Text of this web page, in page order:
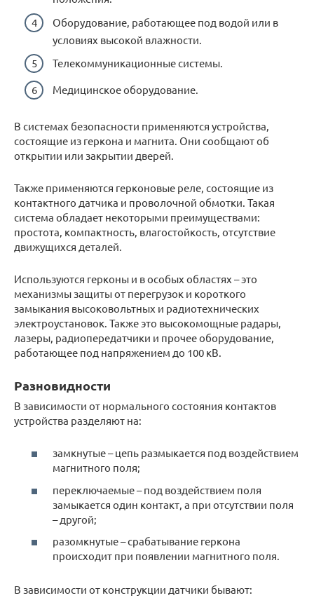
Оборудование, работающее под водой или в
условиях высокой влажности.
Телекоммуникационные системы.
Медицинское оборудование.
В системах безопасности применяются устройства,
состоящие из геркона и магнита. Они сообщают об
открытии или закрытии дверей.
Также применяются герконовые реле, состоящие из
контактного датчика и проволочной обмотки. Такая
система обладает некоторыми преимуществами:
простота, компактность, влагостойкость, отсутствие
движущихся деталей.
Используются герконы и в особых областях – это
механизмы защиты от перегрузок и короткого
замыкания высоковольтных и радиотехнических
электроустановок. Также это высокомощные радары,
лазеры, радиопередатчики и прочее оборудование,
работающее под напряжением до 100 кВ.
Разновидности
В зависимости от нормального состояния контактов
устройства разделяют на:
замкнутые – цепь размыкается под воздействием
магнитного поля;
переключаемые – под воздействием поля
замыкается один контакт, а при отсутствии поля
– другой;
разомкнутые – срабатывание геркона
происходит при появлении магнитного поля.
В зависимости от конструкции датчики бывают: